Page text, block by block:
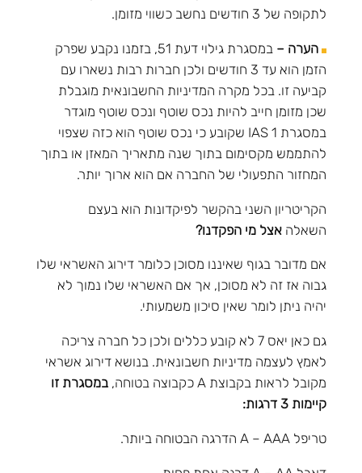
לתקופה של 3 חודשים נחשב כשווי מזומן.
הערה –
במסגרת גילוי דעת 51, בזמנו נקבע שפרק
הזמן הוא עד 3 חודשים ולכן חברות רבות נשארו עם
קביעה זו. בכל מקרה המדיניות החשבונאית מוגבלת
שכן מזומן חייב להיות נכס שוטף ונכס שוטף מוגדר
במסגרת IAS 1 שקובע כי נכס שוטף הוא כזה שצפוי
להתממש מקסימום בתוך שנה מתאריך המאזן או בתוך
המחזור התפעולי של החברה אם הוא ארוך יותר.
הקריטריון השני בהקשר לפיקדונות הוא בעצם
השאלה אצל מי הפקדנו?
אם מדובר בגוף שאיננו מסוכן כלומר דירוג האשראי שלו
גבוה אז זה לא מסוכן, אך אם האשראי שלו נמוך לא
יהיה ניתן לומר שאין סיכון משמעותי.
גם כאן יאס 7 לא קובע כללים ולכן כל חברה צריכה
לאמץ לעצמה מדיניות חשבונאית. בנושא דירוג אשראי
מקובל לראות בקבוצת A כקבוצה בטוחה,
במסגרת זו
קיימות 3 דרגות:
טריפל A – AAA הדרגה הבטוחה ביותר.